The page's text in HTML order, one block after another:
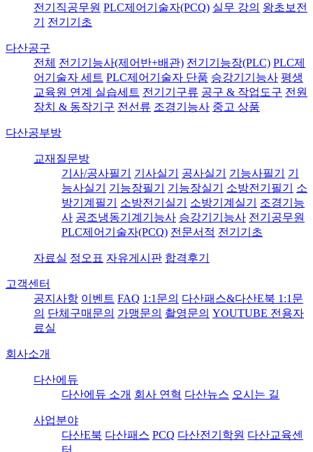
전기직공무원 PLC제어기술자(PCQ) 실무 강의 왕초보전
기
전기기초
다산공구
전체 전기기능사(제어반+배관) 전기기능장(PLC) PLC제
어기술자 세트 PLC제어기술자 단품 승강기기능사 평생
교육원 연계 실습세트 전기기구류 공구 & 작업도구 전원
장치 & 동작기구 전선류 조경기능사 중고 상품
다산공부방
교재질문방
기사/공사필기
기사실기 공사실기 기능사필기
기
능사실기
기능장필기 기능장실기 소방전기필기
소
방기계필기
소방전기실기 소방기계실기
조경기능
사 공조냉동기계기능사 승강기기능사 전기공무원
PLC제어기술자(PCQ) 전문서적 전기기초
자료실 정오표 자유게시판 합격후기
고객센터
공지사항 이벤트 FAQ 1:1문의 다산패스&다산E북 1:1문
의 단체구매문의 가맹문의 촬영문의 YOUTUBE 전용자
료실
회사소개
다산에듀
다산에듀 소개 회사 연혁 다산뉴스 오시는 길
사업분야
다산E북 다산패스 PCQ 다산전기학원 다산교육센